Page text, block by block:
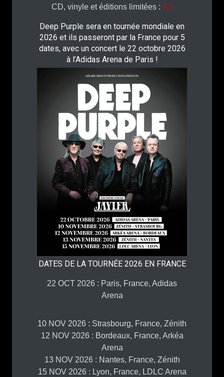
CD, vinyle et éditions limitées : ICI
Deep Purple sera en tournée mondiale en
2026 et ils passeront par la France pour 5
dates, avec un concert le 22 octobre 2026
à l’Adidas Arena de Paris !
DATES DE LA TOURNÉE 2026 EN FRANCE
22 OCT 2026 : Paris, France, Adidas
Arena
10 NOV 2026 : Strasbourg, France, Zénith
12 NOV 2026 : Bordeaux, France, Arkéa
Arena
13 NOV 2026 : Nantes, France, Zénith
15 NOV 2026 : Lyon, France, LDLC Arena